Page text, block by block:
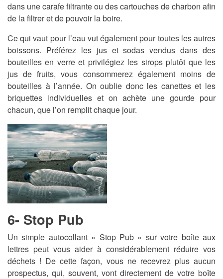
dans une carafe filtrante ou des cartouches de charbon afin
de la filtrer et de pouvoir la boire.
Ce qui vaut pour l’eau vut également pour toutes les autres
boissons. Préférez les jus et sodas vendus dans des
bouteilles en verre et privilégiez les sirops plutôt que les
jus de fruits, vous consommerez également moins de
bouteilles à l’année. On oublie donc les canettes et les
briquettes individuelles et on achète une gourde pour
chacun, que l’on remplit chaque jour.
6- Stop Pub
Un simple autocollant « Stop Pub » sur votre boîte aux
lettres peut vous aider à considérablement réduire vos
déchets ! De cette façon, vous ne recevrez plus aucun
prospectus, qui, souvent, vont directement de votre boîte